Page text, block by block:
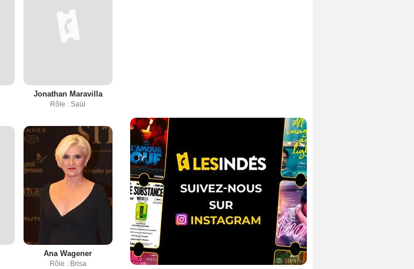
Jonathan Maravilla
Rôle : Saúl
Ana Wagener
Rôle : Brisa